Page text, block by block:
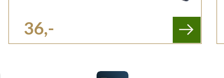
36,-